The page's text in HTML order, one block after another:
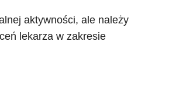
aktywności, ale należy
lekarza w zakresie